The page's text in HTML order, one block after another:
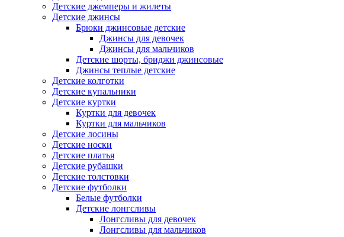
Детские джемперы и жилеты
Детские джинсы
Брюки джинсовые детские
Джинсы для девочек
Джинсы для мальчиков
Детские шорты, бриджи джинсовые
Джинсы теплые детские
Детские колготки
Детские купальники
Детские куртки
Куртки для девочек
Куртки для мальчиков
Детские лосины
Детские носки
Детские платья
Детские рубашки
Детские толстовки
Детские футболки
Белые футболки
Детские лонгсливы
Лонгсливы для девочек
Лонгсливы для мальчиков